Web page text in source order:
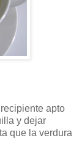
apto
y dejar
que la verdura